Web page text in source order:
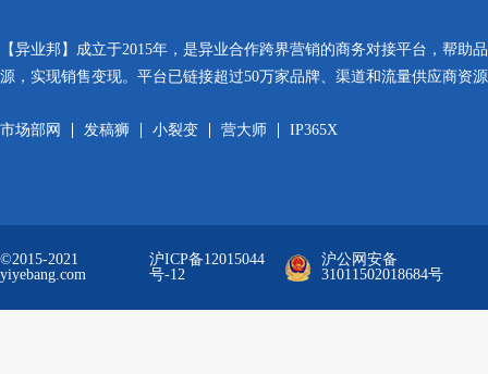
【异业邦】成立于2015年，是异业合作跨界营销的商务对接平台，帮助
源，实现销售变现。平台已链接超过50万家品牌、渠道和流量供应商资
市场部网 发稿狮 小裂变 营大师 IP365X
©2015-2021
yiyebang.com
沪ICP备12015044
号-12
沪公网安备
31011502018684号